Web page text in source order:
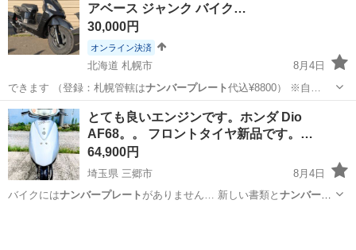
アベース ジャンク バイク…
30,000円
オンライン決済
北海道 札幌市
8月4日
できます （登録：札幌管轄はナンバープレート 代込¥8800） ※自…
北海道 札幌市 その他
とても良いエンジンです。ホンダ Dio
AF68。。 フロントタイヤ新品です。…
64,900円
埼玉県 三郷市
8月4日
バイクにはナンバープレート がありません… 新しい書類と ナンバープ